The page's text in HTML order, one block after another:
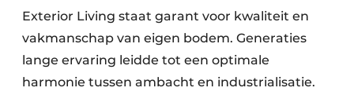
Exterior Living staat garant voor kwaliteit en
vakmanschap van eigen bodem. Generaties
lange ervaring leidde tot een optimale
harmonie tussen ambacht en industrialisatie.